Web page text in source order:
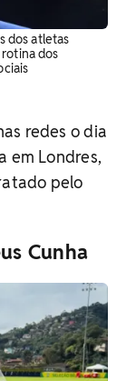
dos atletas
dos
redes o dia
em Londres,
pelo
Cunha